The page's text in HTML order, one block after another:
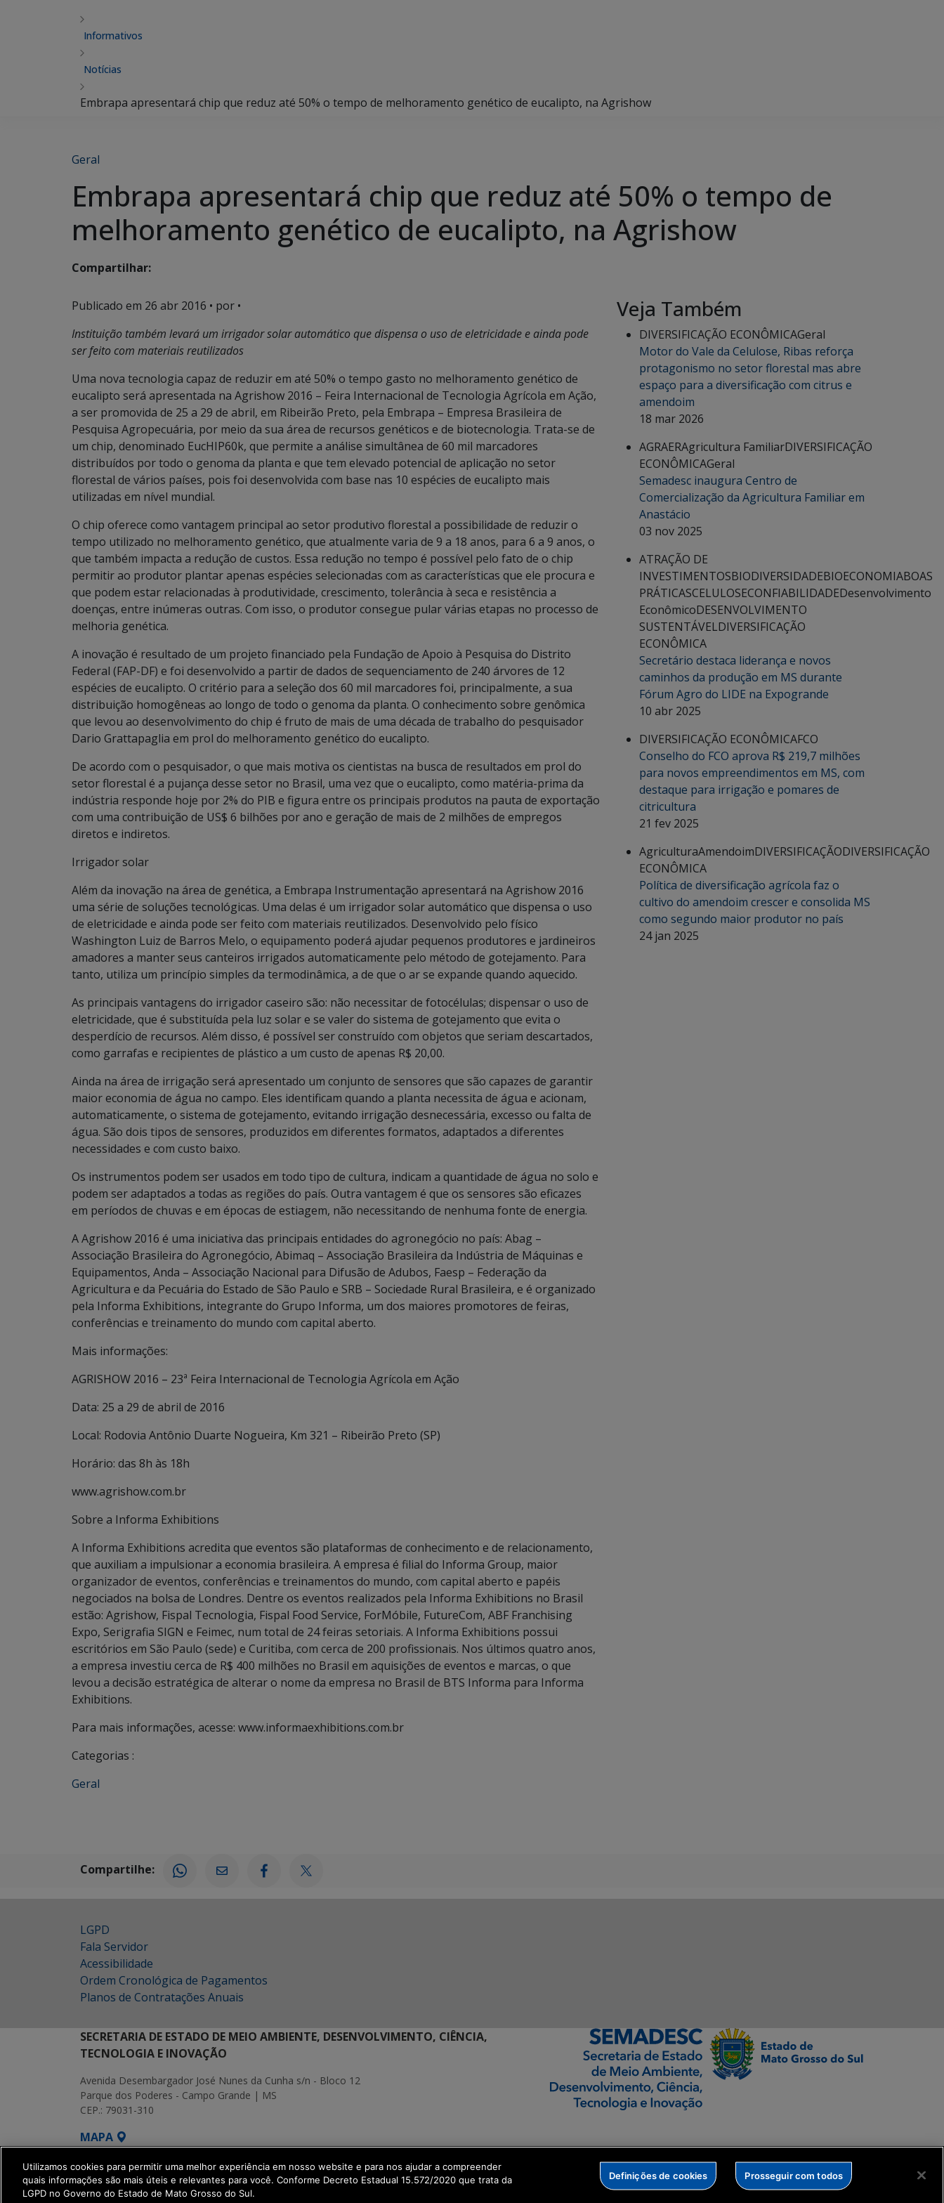
Informativos
Notícias
Embrapa apresentará chip que reduz até 50% o tempo de melhoramento genético de eucalipto, na Agrishow
Geral
Embrapa apresentará chip que reduz até 50% o tempo de
melhoramento genético de eucalipto, na Agrishow
Compartilhar:
Publicado em 26 abr 2016 • por •
Instituição também levará um irrigador solar automático que dispensa o uso de eletricidade e ainda pode
ser feito com materiais reutilizados
Uma nova tecnologia capaz de reduzir em até 50% o tempo gasto no melhoramento genético de
eucalipto será apresentada na Agrishow 2016 – Feira Internacional de Tecnologia Agrícola em Ação,
a ser promovida de 25 a 29 de abril, em Ribeirão Preto, pela Embrapa – Empresa Brasileira de
Pesquisa Agropecuária, por meio da sua área de recursos genéticos e de biotecnologia. Trata-se de
um chip, denominado EucHIP60k, que permite a análise simultânea de 60 mil marcadores
distribuídos por todo o genoma da planta e que tem elevado potencial de aplicação no setor
florestal de vários países, pois foi desenvolvida com base nas 10 espécies de eucalipto mais
utilizadas em nível mundial.
O chip oferece como vantagem principal ao setor produtivo florestal a possibilidade de reduzir o
tempo utilizado no melhoramento genético, que atualmente varia de 9 a 18 anos, para 6 a 9 anos, o
que também impacta a redução de custos. Essa redução no tempo é possível pelo fato de o chip
permitir ao produtor plantar apenas espécies selecionadas com as características que ele procura e
que podem estar relacionadas à produtividade, crescimento, tolerância à seca e resistência a
doenças, entre inúmeras outras. Com isso, o produtor consegue pular várias etapas no processo de
melhoria genética.
A inovação é resultado de um projeto financiado pela Fundação de Apoio à Pesquisa do Distrito
Federal (FAP-DF) e foi desenvolvido a partir de dados de sequenciamento de 240 árvores de 12
espécies de eucalipto. O critério para a seleção dos 60 mil marcadores foi, principalmente, a sua
distribuição homogêneas ao longo de todo o genoma da planta. O conhecimento sobre genômica
que levou ao desenvolvimento do chip é fruto de mais de uma década de trabalho do pesquisador
Dario Grattapaglia em prol do melhoramento genético do eucalipto.
De acordo com o pesquisador, o que mais motiva os cientistas na busca de resultados em prol do
setor florestal é a pujança desse setor no Brasil, uma vez que o eucalipto, como matéria-prima da
indústria responde hoje por 2% do PIB e figura entre os principais produtos na pauta de exportação
com uma contribuição de US$ 6 bilhões por ano e geração de mais de 2 milhões de empregos
diretos e indiretos.
Irrigador solar
Além da inovação na área de genética, a Embrapa Instrumentação apresentará na Agrishow 2016
uma série de soluções tecnológicas. Uma delas é um irrigador solar automático que dispensa o uso
de eletricidade e ainda pode ser feito com materiais reutilizados. Desenvolvido pelo físico
Washington Luiz de Barros Melo, o equipamento poderá ajudar pequenos produtores e jardineiros
amadores a manter seus canteiros irrigados automaticamente pelo método de gotejamento. Para
tanto, utiliza um princípio simples da termodinâmica, a de que o ar se expande quando aquecido.
As principais vantagens do irrigador caseiro são: não necessitar de fotocélulas; dispensar o uso de
eletricidade, que é substituída pela luz solar e se valer do sistema de gotejamento que evita o
desperdício de recursos. Além disso, é possível ser construído com objetos que seriam descartados,
como garrafas e recipientes de plástico a um custo de apenas R$ 20,00.
Ainda na área de irrigação será apresentado um conjunto de sensores que são capazes de garantir
maior economia de água no campo. Eles identificam quando a planta necessita de água e acionam,
automaticamente, o sistema de gotejamento, evitando irrigação desnecessária, excesso ou falta de
água. São dois tipos de sensores, produzidos em diferentes formatos, adaptados a diferentes
necessidades e com custo baixo.
Os instrumentos podem ser usados em todo tipo de cultura, indicam a quantidade de água no solo e
podem ser adaptados a todas as regiões do país. Outra vantagem é que os sensores são eficazes
em períodos de chuvas e em épocas de estiagem, não necessitando de nenhuma fonte de energia.
A Agrishow 2016 é uma iniciativa das principais entidades do agronegócio no país: Abag –
Associação Brasileira do Agronegócio, Abimaq – Associação Brasileira da Indústria de Máquinas e
Equipamentos, Anda – Associação Nacional para Difusão de Adubos, Faesp – Federação da
Agricultura e da Pecuária do Estado de São Paulo e SRB – Sociedade Rural Brasileira, e é organizado
pela Informa Exhibitions, integrante do Grupo Informa, um dos maiores promotores de feiras,
conferências e treinamento do mundo com capital aberto.
Mais informações:
AGRISHOW 2016 – 23ª Feira Internacional de Tecnologia Agrícola em Ação
Data: 25 a 29 de abril de 2016
Local: Rodovia Antônio Duarte Nogueira, Km 321 – Ribeirão Preto (SP)
Horário: das 8h às 18h
www.agrishow.com.br
Sobre a Informa Exhibitions
A Informa Exhibitions acredita que eventos são plataformas de conhecimento e de relacionamento,
que auxiliam a impulsionar a economia brasileira. A empresa é filial do Informa Group, maior
organizador de eventos, conferências e treinamentos do mundo, com capital aberto e papéis
negociados na bolsa de Londres. Dentre os eventos realizados pela Informa Exhibitions no Brasil
estão: Agrishow, Fispal Tecnologia, Fispal Food Service, ForMóbile, FutureCom, ABF Franchising
Expo, Serigrafia SIGN e Feimec, num total de 24 feiras setoriais. A Informa Exhibitions possui
escritórios em São Paulo (sede) e Curitiba, com cerca de 200 profissionais. Nos últimos quatro anos,
a empresa investiu cerca de R$ 400 milhões no Brasil em aquisições de eventos e marcas, o que
levou a decisão estratégica de alterar o nome da empresa no Brasil de BTS Informa para Informa
Exhibitions.
Para mais informações, acesse: www.informaexhibitions.com.br
Categorias :
Geral
Veja Também
DIVERSIFICAÇÃO ECONÔMICAGeral
Motor do Vale da Celulose, Ribas reforça
protagonismo no setor florestal mas abre
espaço para a diversificação com citrus e
amendoim
18 mar 2026
AGRAERAgricultura FamiliarDIVERSIFICAÇÃO
ECONÔMICAGeral
Semadesc inaugura Centro de
Comercialização da Agricultura Familiar em
Anastácio
03 nov 2025
ATRAÇÃO DE
INVESTIMENTOSBIODIVERSIDADEBIOECONOMIABOAS
PRÁTICASCELULOSECONFIABILIDADEDesenvolvimento
EconômicoDESENVOLVIMENTO
SUSTENTÁVELDIVERSIFICAÇÃO
ECONÔMICA
Secretário destaca liderança e novos
caminhos da produção em MS durante
Fórum Agro do LIDE na Expogrande
10 abr 2025
DIVERSIFICAÇÃO ECONÔMICAFCO
Conselho do FCO aprova R$ 219,7 milhões
para novos empreendimentos em MS, com
destaque para irrigação e pomares de
citricultura
21 fev 2025
AgriculturaAmendoimDIVERSIFICAÇÃODIVERSIFICAÇÃO
ECONÔMICA
Política de diversificação agrícola faz o
cultivo do amendoim crescer e consolida MS
como segundo maior produtor no país
24 jan 2025
Compartilhe:
LGPD
Fala Servidor
Acessibilidade
Ordem Cronológica de Pagamentos
Planos de Contratações Anuais
SECRETARIA DE ESTADO DE MEIO AMBIENTE, DESENVOLVIMENTO, CIÊNCIA,
TECNOLOGIA E INOVAÇÃO
Avenida Desembargador José Nunes da Cunha s/n - Bloco 12
Parque dos Poderes - Campo Grande | MS
CEP.: 79031-310
MAPA
SETDIG | Secretaria-Executiva de Transformação Digital
get_footer();
Utilizamos cookies para permitir uma melhor experiência em nosso website e para nos ajudar a compreender
quais informações são mais úteis e relevantes para você. Conforme Decreto Estadual 15.572/2020 que trata da
LGPD no Governo do Estado de Mato Grosso do Sul.
Definições de cookies Prosseguir com todos